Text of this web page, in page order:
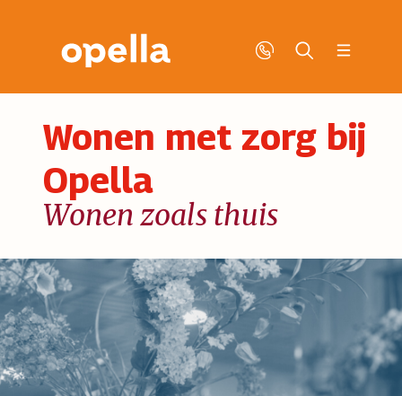
Wonen met zorg bij
Opella
Wonen zoals thuis